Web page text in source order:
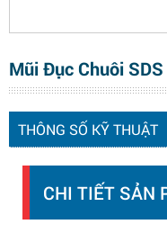
Mũi Đục Chuôi
THÔNG SỐ KỸ THUẬT
CHI TIẾT SẢN